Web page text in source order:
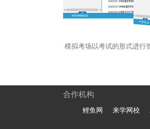
模拟考场以考试的形式进行
合作机构
鲤鱼网 来学网校